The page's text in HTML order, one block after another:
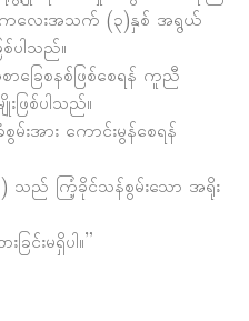
ကလေးအသက် (၃)နှစ် အရွယ်
ပါသည်။
ခြေစနစ်ဖြစ်စေရန် ကူညီ
ဖြစ်ပါသည်။
အား ကောင်းမွန်စေရန်
ည် ကြံ့ခိုင်သန်စွမ်းသော အရိုး
ြင်းမရှိပါ။”